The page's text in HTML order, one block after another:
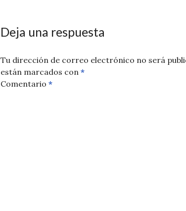
Deja una respuesta
Tu dirección de correo electrónico no será
están marcados con *
Comentario *